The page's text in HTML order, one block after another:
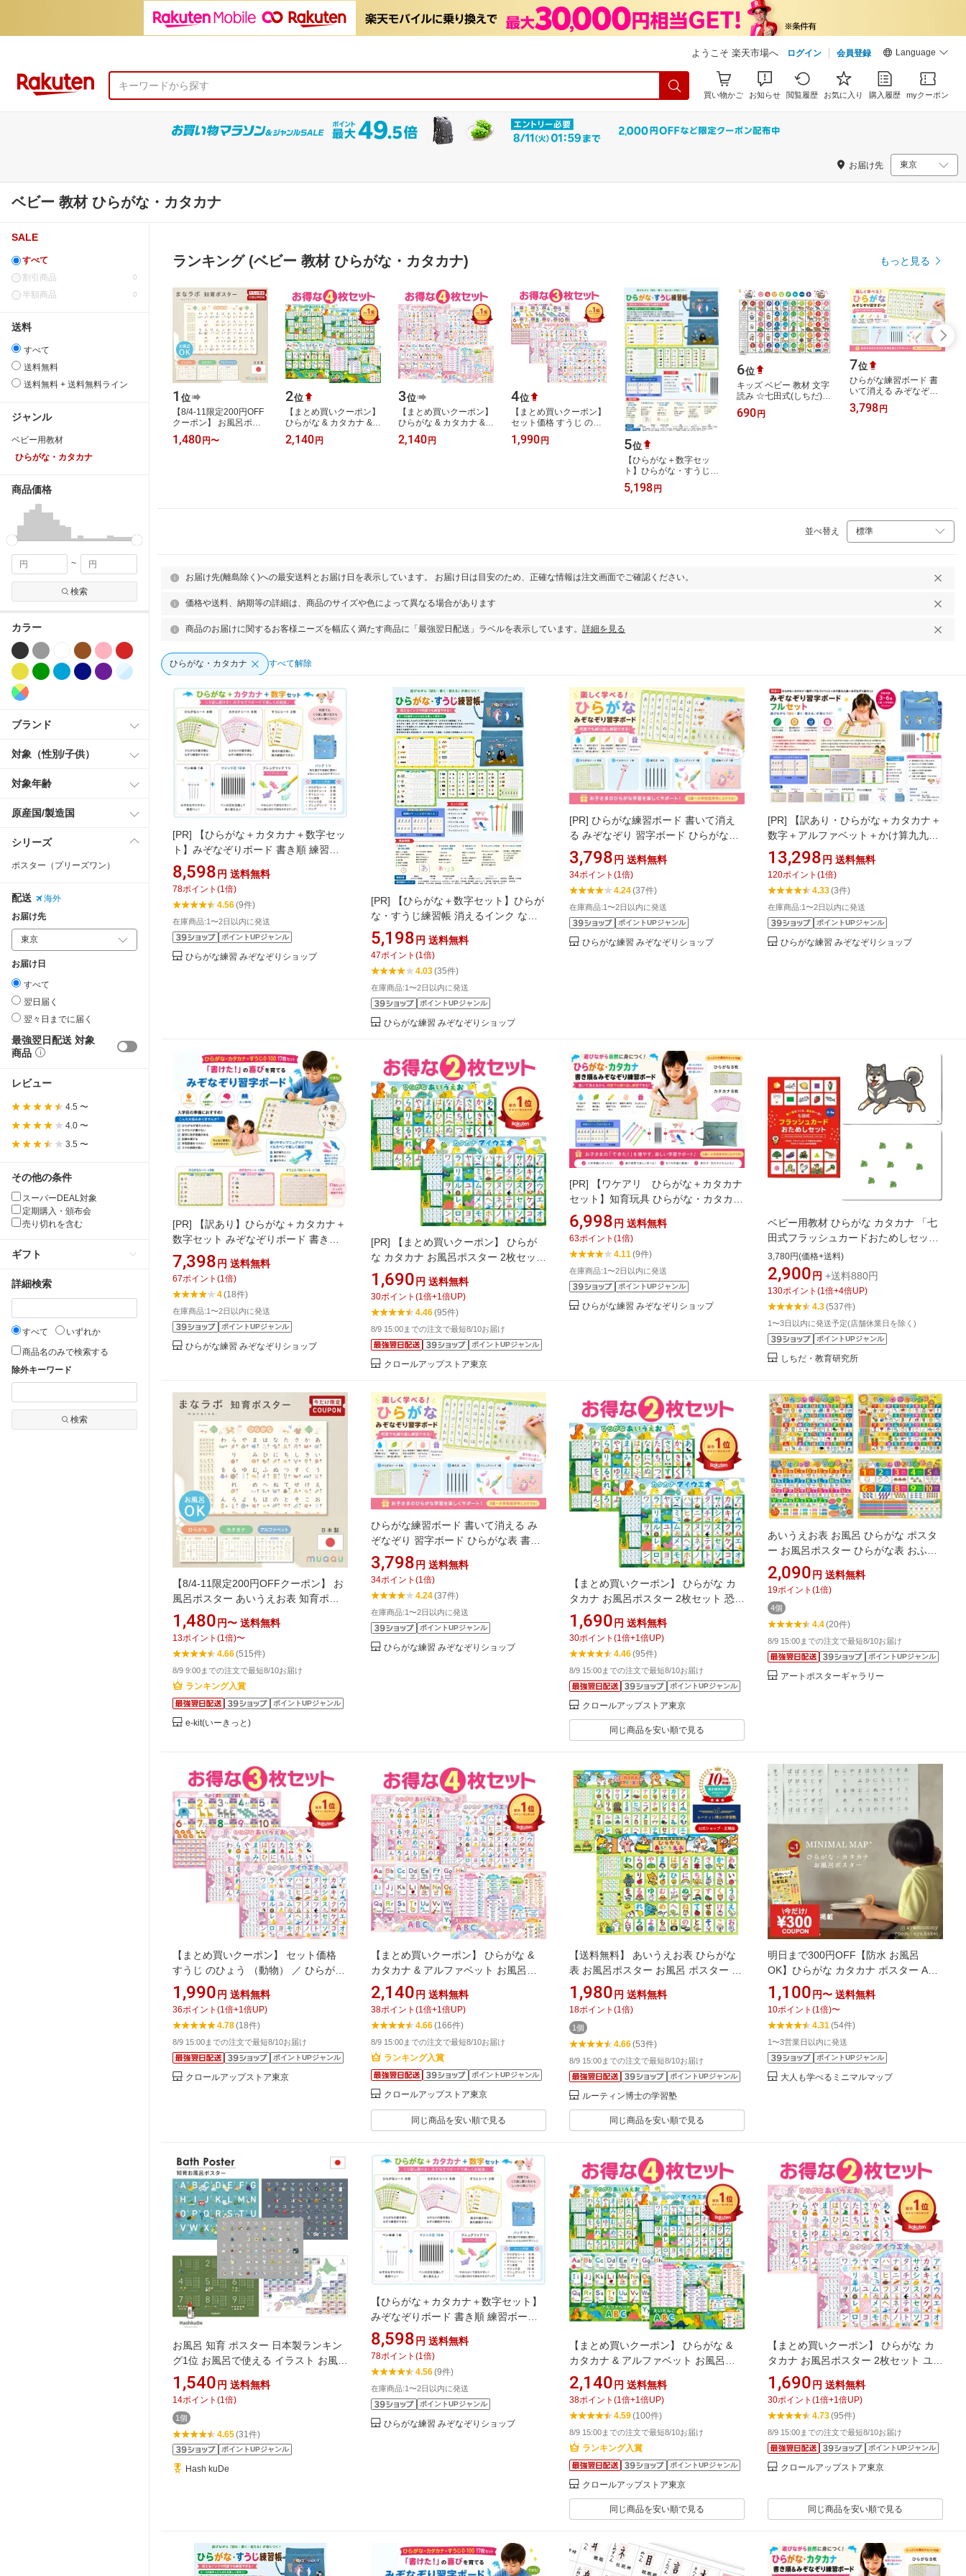
ようこそ 楽天市場へ ログイン 会員登録 Language
買い物かご お知らせ 閲覧履歴 お気に入り 購入履歴 myクーポン
お届け先
ベビー 教材 ひらがな・カタカナ
SALE
すべて
0
割引商品
0
半額商品
送料
すべて
送料無料
送料無料 + 送料無料ライン
ジャンル
ベビー用教材
ひらがな・カタカナ
商品価格
~
検索
カラー
ブランド
対象（性別/子供）
対象年齢
原産国/製造国
シリーズ
ポスター（プリーズワン）
配送
海外
お届け先
お届け日
すべて
翌日届く
翌々日までに届く
最強翌日配送 対象
商品
レビュー
4.5 〜
4.0 〜
3.5 〜
その他の条件
スーパーDEAL対象
定期購入・頒布会
売り切れを含む
ギフト
詳細検索
すべて
いずれか
商品名のみで検索する
除外キーワード
検索
ランキング (ベビー 教材 ひらがな・カタカナ) もっと見る
1 位
【8/4-11限定200円OFF
クーポン】 お風呂ポス
ター あいうえお表 知育
ポスター ひらがな ポス
1,480 円〜
2位
【まとめ買いクーポン】
ひらがな & カタカナ &
アルファベット お風呂
ポスター 4枚セット 恐竜
2,140 円
3位
【まとめ買いクーポン】
ひらがな & カタカナ &
アルファベット お風呂
ポスター 4枚セット ユニ
2,140 円
4位
【まとめ買いクーポン】
セット価格 すうじ のひ
ょう （動物） ／ ひらが
な カタカナ （ユニコー
1,990 円 5位
【ひらがな＋数字セッ
ト】ひらがな・すうじ練
習帳 消えるインク なぞ
り書き 練習ボード ひら
5,198円
6位
キッズ ベビー 教材 文字
読み ☆七田式(しちだ)教
材☆ しちだっく ひらが
なチャート お風呂に貼
690円
7位
ひらがな練習ボード 書
いて消える みぞなぞり
習字ボード ひらがな表
書き順付き 繰り返し練
3,798 円
並べ替え
お届け先(離島除く)への最安送料とお届け日を表示しています。 お届け日は目安のため、正確な情報は注文画面でご確認ください。
価格や送料、納期等の詳細は、商品のサイズや色によって異なる場合があります
商品のお届けに関するお客様ニーズを幅広く満たす商品に「最強翌日配送」ラベルを表示しています。 詳細を見る
ひらがな・カタカナ すべて解除
[PR]
【ひらがな＋カタカナ＋数字セッ
ト】みぞなぞりボード 書き順 練習ボ
ード 繰り返し使える ドリル 学習教材
家庭学習 おうち学習 なぞり書き 運筆
平仮名 ひらがな練習 なぞり
8,598 円 送料無料
78ポイント (1倍)
4.56(9件)
在庫商品:1〜2日以内に発送
ポイントUPジャンル
ひらがな練習 みぞなぞりショップ
[PR]
【ひらがな＋数字セット】ひらが
な・すうじ練習帳 消えるインク なぞ
り書き 練習ボード ひらがな 数字0～9
書き順付き 繰り返し使える 幼児知育
玩具 入園準備 入学準備 おうち学習 3
～6歳 プレゼント
5,198円 送料無料
47ポイント (1 倍)
4.03(35件)
在庫商品:1〜2日以内に発送
ポイントUPジャンル
ひらがな練習 みぞなぞりショップ
[PR] ひらがな練習ボード 書いて消え
る みぞなぞり 習字ボード ひらがな表
書き順付き 繰り返し練習 幼児 知育玩
具 3歳 4歳 5歳 6歳 入学準備 運筆練習
おうち学習 ペン付き プニュグリップ
付き プレゼント
3,798 円 送料無料
34ポイント (1 倍)
4.24(37件)
在庫商品:1〜2日以内に発送
ポイントUPジャンル
ひらがな練習 みぞなぞりショップ
[PR]
【訳あり・ひらがな＋カタカナ＋
数字＋アルファベット＋かけ算九九表
＋みぞなぞり絵セット】ひらがな みぞ
なぞりボード 書き順 練習ボード 繰り
返し使える ドリル 学習教材 家庭学習
おうち学習 なぞり書き 運筆 平仮名 ひ
らがな練習 なぞり
13,298 円 送料無料
120ポイント (1 倍)
4.33(3件)
在庫商品:1〜2日以内に発送
ポイントUPジャンル
ひらがな練習 みぞなぞりショップ
[PR]
【訳あり】ひらがな＋カタカナ＋
数字セット みぞなぞりボード 書き順
練習ボード 繰り返し使える ドリル 学
習教材 家庭学習 おうち学習 なぞり書
き 運筆 平仮名 ひらがな練習 なぞり
7,398 円 送料無料
67ポイント (1 倍)
4(18件)
在庫商品:1〜2日以内に発送
ポイントUPジャンル
ひらがな練習 みぞなぞりショップ
[PR]
【まとめ買いクーポン】 ひらが
な カタカナ お風呂ポスター 2枚セット
恐竜デザイン お風呂 知育 ポスター B3
サイズ あいうえお表 防水 ひらがな表
知育玩具 おもちゃ 3歳 4歳 5歳 男の子
幼児 入園祝い プレゼント用 知育 子供
用
1,690円 送料無料
30ポイント (1 倍+1 倍UP)
4.46(95件)
8/9 15:00までの注文で最短8/10お届け
ポイントUPジャンル
クロールアップストア東京
[PR]
【ワケアリ ひらがな＋カタカナ
セット】知育玩具 ひらがな・カタカナ
みぞなぞり習字ボード 16枚セット 消
えるインク 書き順付き 繰り返し使え
る なぞり書き 練習ボード 幼児教材 運
筆練習 入園準備 入学準備 3歳 4歳 5歳
6歳 プレゼント
6,998 円 送料無料
63ポイント (1 倍)
4.11 (9件)
在庫商品:1〜2日以内に発送
ポイントUPジャンル
ひらがな練習 みぞなぞりショップ
ベビー用教材 ひらがな カタカナ 「七
田式フラッシュカードおためしセッ
ト」
3,780円(価格+送料)
2,900 円 +送料880円
130ポイント (1倍+4倍UP)
4.3(537件)
1〜3日以内に発送予定(店舗休業日を除く)
ポイントUPジャンル
しちだ・教育研究所
【8/4-11限定200円OFFクーポン】 お
風呂ポスター あいうえお表 知育ポス
ター ひらがな ポスター 風呂 あいうえ
お 保育園 あいうえおポスター カタカ
ナ アルファベット 英単語 まなラボ お
しゃれ お風呂 ポスター 日本製 知育 ポ
スター 防水 幼稚園 北欧 [MUQQU]
1,480円〜 送料無料
13ポイント (1 倍)〜
4.66(515件)
8/9 9:00までの注文で最短8/10お届け
ランキング入賞
ポイントUPジャンル
e-kit(いーきっと)
ひらがな練習ボード 書いて消える み
ぞなぞり 習字ボード ひらがな表 書き
順付き 繰り返し練習 幼児 知育玩具 3
歳 4歳 5歳 6歳 入学準備 運筆練習 おう
ち学習 ペン付き プニュグリップ付き
プレゼント
3,798 円 送料無料
34ポイント (1 倍)
4.24(37件)
在庫商品:1〜2日以内に発送
ポイントUPジャンル
ひらがな練習 みぞなぞりショップ
【まとめ買いクーポン】 ひらがな カ
タカナ お風呂ポスター 2枚セット 恐竜
デザイン お風呂 知育 ポスター B3サイ
ズ あいうえお表 防水 ひらがな表 知育
玩具 おもちゃ 3歳 4歳 5歳 男の子 幼児
入園祝い プレゼント用 知育 子供用
1,690円 送料無料
30ポイント (1 倍+1 倍UP)
4.46(95件)
8/9 15:00までの注文で最短8/10お届け
ポイントUPジャンル
クロールアップストア東京
同じ商品を安い順で見る
あいうえお表 お風呂 ひらがな ポスタ
ー お風呂ポスター ひらがな表 おふろ
ポスター お風呂 数字表 カタカナ 幼児
知育 勉強 学習
2,090 円 送料無料
19ポイント (1倍)
4個
4.4(20件)
8/9 15:00までの注文で最短8/10お届け
ポイントUPジャンル
アートポスターギャラリー
【まとめ買いクーポン】 セット価格
すうじ のひょう （動物） ／ ひらがな
カタカナ （ユニコーン）お風呂ポスタ
ー 2種類セット 日本製 数字 文字 お受
験 学習 知育 B3サイズ 防水
1,990円 送料無料
36ポイント (1 倍+1 倍UP)
4.78(18件)
8/9 15:00までの注文で最短8/10お届け
ポイントUPジャンル
クロールアップストア東京
【まとめ買いクーポン】 ひらがな &
カタカナ & アルファベット お風呂ポ
スター 4枚セット ユニコーン お風呂
知育 ポスター B3サイズ あいうえお表
ABC表 防水 プレゼント 知育玩具 4歳
5歳 6歳 女の子 ひらがな表 日本製
2,140円 送料無料
38ポイント (1 倍+1 倍UP)
4.66(166件)
8/9 15:00までの注文で最短8/10お届け
ランキング入賞
ポイントUPジャンル
クロールアップストア東京
同じ商品を安い順で見る
【送料無料】 あいうえお表 ひらがな
表 お風呂ポスター お風呂 ポスター ひ
らがな あいうえお カタカナ 知育 ルー
ティン博士の学習塾 知育玩具 B3サイ
ズ 2枚セット 幼稚園 小学生 幼児 保育
園 入園祝い 4歳 5歳 練習 防水 （2枚セ
ット）
1,980円 送料無料
18ポイント (1 倍)
1個
4.66(53件)
8/9 15:00までの注文で最短8/10お届け
ポイントUPジャンル
ルーティン博士の学習塾
同じ商品を安い順で見る
明日まで300円OFF【防水 お風呂
OK】ひらがな カタカナ ポスター A3
｜濁音・拗音｜見やすいモノトーン｜
水で貼れる｜メール便｜MINIMAL
MAP
1,100円〜 送料無料
10ポイント (1 倍)〜
4.31 (54件)
1〜3営業日以内に発送
ポイントUPジャンル
大人も学べるミニマルマップ
お風呂 知育 ポスター 日本製ランキン
グ1位 お風呂で使える イラスト お風呂
ポスター A3 剥がせる 50音 日本語 教
材 バスタイム オリジナル あいうえお
イラスト アルファベット 計算 九九 算
数 日本地図 地理 名産 ※メール便対応
商品(ポスト投函）
1,540円 送料無料
14ポイント (1 倍)
1個
4.65(31件)
ポイントUPジャンル
Hash kuDe
【ひらがな＋カタカナ＋数字セット】
みぞなぞりボード 書き順 練習ボード
繰り返し使える ドリル 学習教材 家庭
学習 おうち学習 なぞり書き 運筆 平仮
名 ひらがな練習 なぞり
8,598 円 送料無料
78ポイント (1倍)
4.56(9件)
在庫商品:1〜2日以内に発送
ポイントUPジャンル
ひらがな練習 みぞなぞりショップ
【まとめ買いクーポン】 ひらがな &
カタカナ & アルファベット お風呂ポ
スター 4枚セット 恐竜デザイン お風呂
知育 ポスター B3サイズ あいうえお表
ABC表 防水 男の子 プレゼント ひらが
な かたかな 国語 英語 こども 勉強
2,140円 送料無料
38ポイント (1 倍+1 倍UP)
4.59(100件)
8/9 15:00までの注文で最短8/10お届け
ランキング入賞
ポイントUPジャンル
クロールアップストア東京
同じ商品を安い順で見る
【まとめ買いクーポン】 ひらがな カ
タカナ お風呂ポスター 2枚セット ユニ
コーン お風呂 知育 ポスター 知育玩具
おもちゃ 4歳 5歳 B3サイズ 防水 ひら
がな 練習 女の子 幼児 保育園 幼稚園
日本製 入園祝い あいうえお表 かわい
い
1,690円 送料無料
30ポイント (1 倍+1 倍UP)
4.73(95件)
8/9 15:00までの注文で最短8/10お届け
ポイントUPジャンル
クロールアップストア東京
同じ商品を安い順で見る